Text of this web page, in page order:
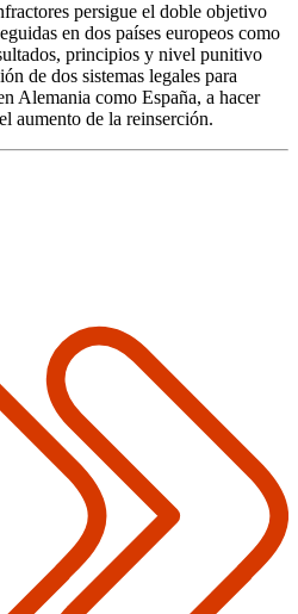
persigue el doble objetivo
en dos países europeos como
principios y nivel punitivo
de dos sistemas legales para
Alemania como España, a hacer
aumento de la reinserción.